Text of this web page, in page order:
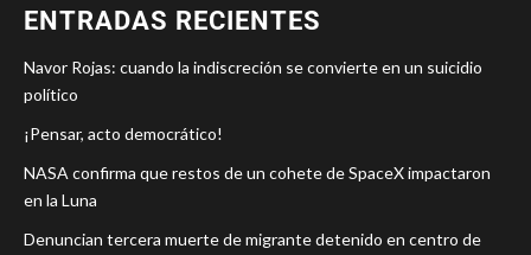
ENTRADAS RECIENTES
Navor Rojas: cuando la indiscreción se convierte en un suicidio
político
¡Pensar, acto democrático!
NASA confirma que restos de un cohete de SpaceX impactaron
en la Luna
Denuncian tercera muerte de migrante detenido en centro de